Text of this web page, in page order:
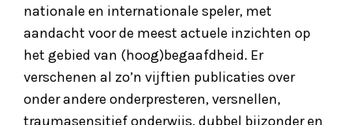
nationale en internationale speler, met
aandacht voor de meest actuele inzichten op
het gebied van (hoog)begaafdheid. Er
verschenen al zo’n vijftien publicaties over
onder andere onderpresteren, versnellen,
traumasensitief onderwijs, dubbel bijzonder en